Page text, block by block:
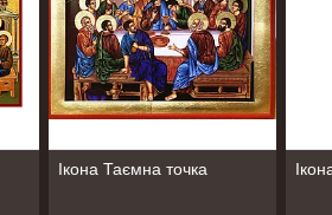
Ікона Таємна точка